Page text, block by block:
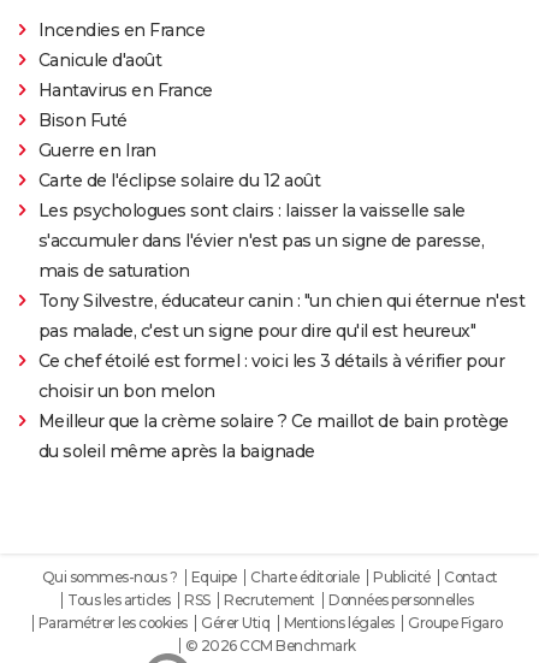
Incendies en France
Canicule d'août
Hantavirus en France
Bison Futé
Guerre en Iran
Carte de l'éclipse solaire du 12 août
Les psychologues sont clairs : laisser la vaisselle sale
s'accumuler dans l'évier n'est pas un signe de paresse,
mais de saturation
Tony Silvestre, éducateur canin : "un chien qui éternue n'est
pas malade, c'est un signe pour dire qu'il est heureux"
Ce chef étoilé est formel : voici les 3 détails à vérifier pour
choisir un bon melon
Meilleur que la crème solaire ? Ce maillot de bain protège
du soleil même après la baignade
Qui sommes-nous ? Equipe Charte éditoriale Publicité
Contact
Tous les articles
RSS Recrutement
Données personnelles
Paramétrer les cookies
Gérer Utiq Mentions légales
Groupe Figaro
© 2026 CCM Benchmark